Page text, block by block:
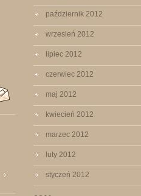
październik 2012
wrzesień 2012
lipiec 2012
czerwiec 2012
maj 2012
kwiecień 2012
marzec 2012
luty 2012
styczeń 2012